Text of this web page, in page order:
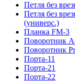
Петля без
Петля без
(универс.)
Планка FM-3
Поворотник
Поворотник
Порта-11
Порта-21
Порта-22